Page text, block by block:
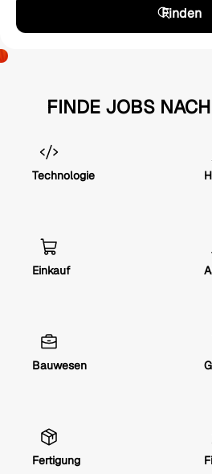
Finden
FINDE JOBS NACH
Technologie
Einkauf
Bauwesen
Fertigung